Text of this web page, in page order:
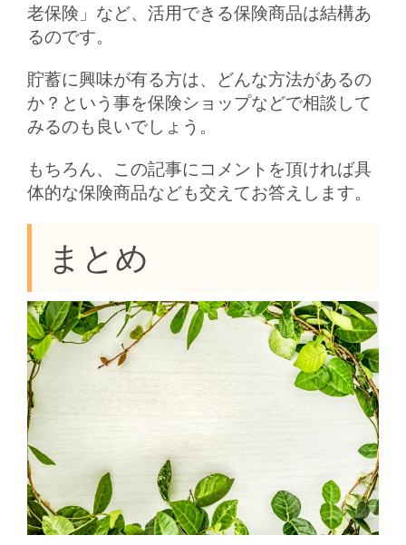
老保険」など、活用できる保険商品は結構あ
るのです。
貯蓄に興味が有る方は、どんな方法があるの
か？という事を保険ショップなどで相談して
みるのも良いでしょう。
もちろん、この記事にコメントを頂ければ具
体的な保険商品なども交えてお答えします。
まとめ